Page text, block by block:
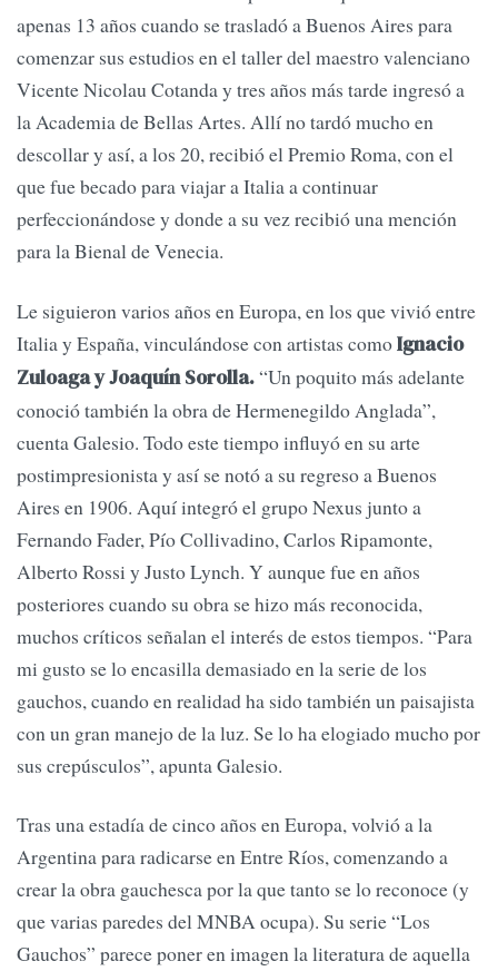
apenas 13 años cuando se trasladó a Buenos Aires para
comenzar sus estudios en el taller del maestro valenciano
Vicente Nicolau Cotanda y tres años más tarde ingresó a
la Academia de Bellas Artes. Allí no tardó mucho en
descollar y así, a los 20, recibió el Premio Roma, con el
que fue becado para viajar a Italia a continuar
perfeccionándose y donde a su vez recibió una mención
para la Bienal de Venecia.
Le siguieron varios años en Europa, en los que vivió entre
Italia y España, vinculándose con artistas comoIgnacio
Zuloaga y Joaquín Sorolla.“Un poquito más adelante
conoció también la obra de Hermenegildo Anglada”,
cuenta Galesio. Todo este tiempo influyó en su arte
postimpresionista y así se notó a su regreso a Buenos
Aires en 1906. Aquí integró el grupo Nexus junto a
Fernando Fader, Pío Collivadino, Carlos Ripamonte,
Alberto Rossi y Justo Lynch. Y aunque fue en años
posteriores cuando su obra se hizo más reconocida,
muchos críticos señalan el interés de estos tiempos. “Para
mi gusto se lo encasilla demasiado en la serie de los
gauchos, cuando en realidad ha sido también un paisajista
con un gran manejo de la luz. Se lo ha elogiado mucho por
sus crepúsculos”, apunta Galesio.
Tras una estadía de cinco años en Europa, volvió a la
Argentina para radicarse en Entre Ríos, comenzando a
crear la obra gauchesca por la que tanto se lo reconoce (y
que varias paredes del MNBA ocupa). Su serie “Los
Gauchos” parece poner en imagen la literatura de aquella